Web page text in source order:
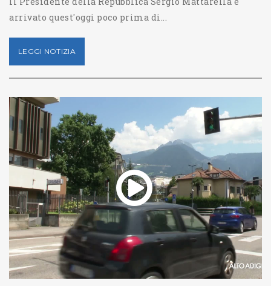
arrivato quest'oggi poco prima di...
LEGGI NOTIZIA